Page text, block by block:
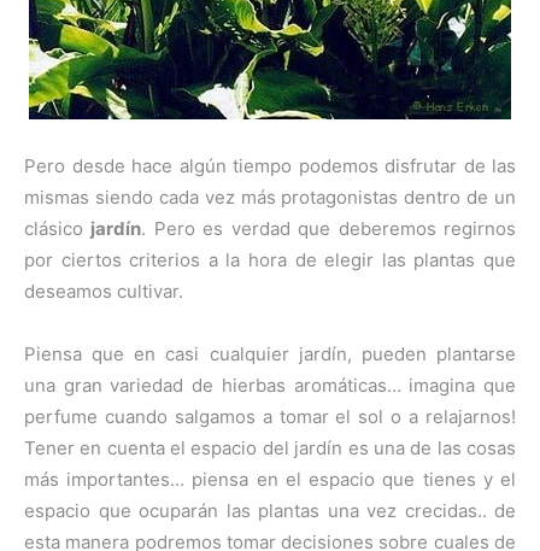
Pero desde hace algún tiempo podemos disfrutar de las
mismas siendo cada vez más protagonistas dentro de un
clásico jardín. Pero es verdad que deberemos regirnos
por ciertos criterios a la hora de elegir las plantas que
deseamos cultivar.
Piensa que en casi cualquier jardín, pueden plantarse
una gran variedad de hierbas aromáticas… imagina que
perfume cuando salgamos a tomar el sol o a relajarnos!
Tener en cuenta el espacio del jardín es una de las cosas
más importantes… piensa en el espacio que tienes y el
espacio que ocuparán las plantas una vez crecidas.. de
esta manera podremos tomar decisiones sobre cuales de